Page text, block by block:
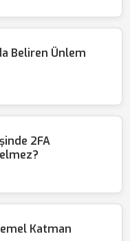
Beliren Ünlem
2FA
Katman